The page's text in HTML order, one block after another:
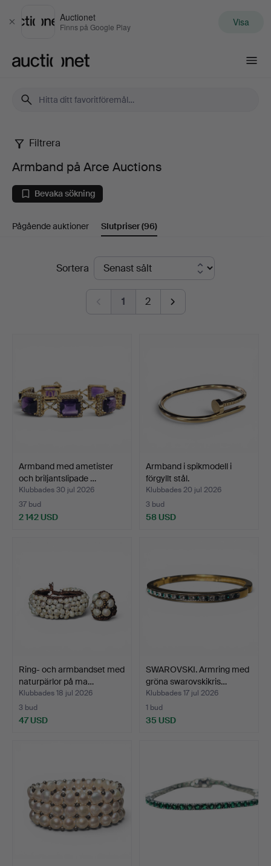
Stäng
Auctionet
Finns på Google Play Visa
Armband
på
Arce
Auctions
Filtrera
Armband på Arce Auctions
Bevaka sökning
Pågående auktioner Slutpriser(96)
SlutpriserSortera
1 2
Armband med ametister
och briljantslipade …
Klubbades 30 jul 2026
37 bud
2 142 USD
Armband i spikmodell i
förgyllt stål.
Klubbades 20 jul 2026
3 bud
58 USD
Ring- och armbandset med
naturpärlor på ma…
Klubbades 18 jul 2026
3 bud
47 USD
SWAROVSKI. Armring med
gröna swarovskikris…
Klubbades 17 jul 2026
1 bud
35 USD